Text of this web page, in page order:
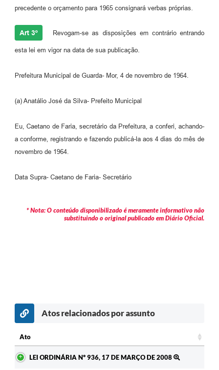
precedente o orçamento para 1965 consignará verbas próprias.
Art 3º Revogam-se as disposições em contrário entrando
esta lei em vigor na data de sua publicação.
Prefeitura Municipal de Guarda- Mor, 4 de novembro de 1964.
(a) Anatálio José da Silva- Prefeito Municipal
Eu, Caetano de Faria, secretário da Prefeitura, a conferi, achando-
a conforme, registrando e fazendo publicá-la aos 4 dias do mês de
novembro de 1964.
Data Supra- Caetano de Faria- Secretário
* Nota: O conteúdo disponibilizado é meramente informativo não
substituindo o original publicado em Diário Oficial.
Atos relacionados por assunto
Ato
LEI ORDINÁRIA Nº 936, 17 DE MARÇO DE 2008